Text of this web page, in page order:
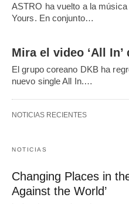
ASTRO ha vuelto a la
Yours. En conjunto…
Mira el video ‘All In’
El grupo coreano DKB ha
nuevo single All In.…
NOTICIAS RECIENTES
NOTICIAS
Changing Places in
Against the World’